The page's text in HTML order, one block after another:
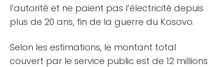
l’autorité et ne paient pas l’électricité depuis
plus de 20 ans, fin de la guerre du Kosovo.
Selon les estimations, le montant total
couvert par le service public est de 12 millions